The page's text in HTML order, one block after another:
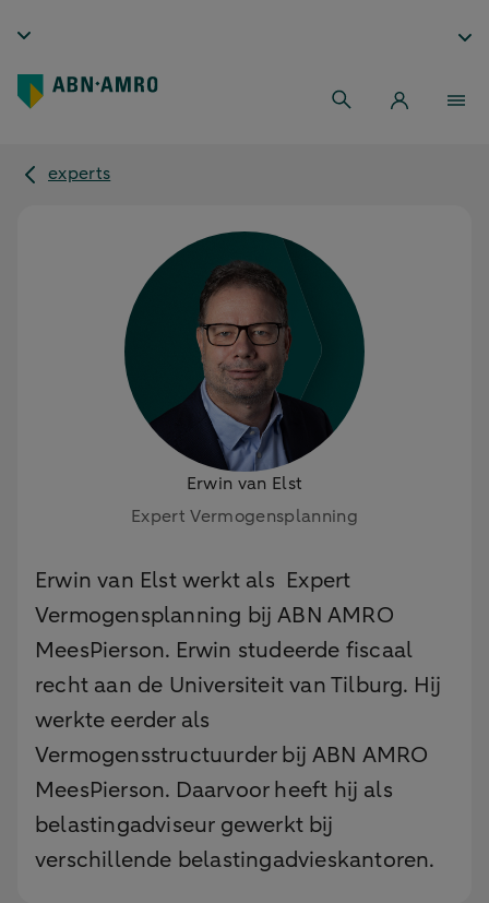
experts
Erwin van Elst
Expert Vermogensplanning
Erwin van Elst werkt als Expert
Vermogensplanning bij ABN AMRO
MeesPierson. Erwin studeerde fiscaal
recht aan de Universiteit van Tilburg. Hij
werkte eerder als
Vermogensstructuurder bij ABN AMRO
MeesPierson. Daarvoor heeft hij als
belastingadviseur gewerkt bij
verschillende belastingadvieskantoren.